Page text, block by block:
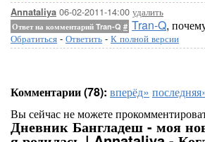
Annataliya 06-02-2011-14:00 удалить
Ответ на комментарий Tran-Q # Tran-Q,
Обратиться - Ответить - К полной версии
Комментарии (78): вперёд»
Вы сейчас не можете
Дневник Бангладеш - моя